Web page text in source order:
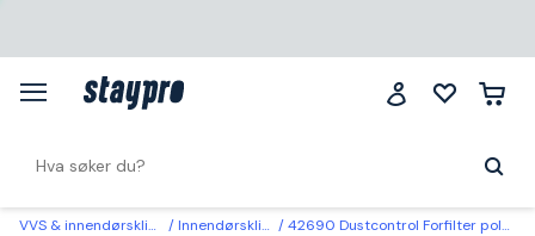
VVS & innendørsklima Innendørsklima 42690 Dustcontrol Forfilter polyester